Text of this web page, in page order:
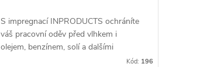
S impregnací INPRODUCTS ochráníte
váš pracovní oděv před vlhkem i
olejem, benzínem, solí a dalšími
chemickými látkami až na tři měsíce.Kód: 196